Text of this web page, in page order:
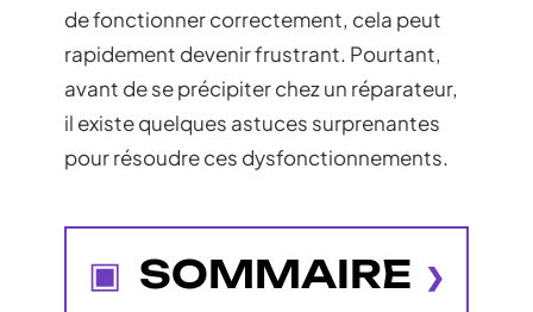
de fonctionner correctement, cela peut
rapidement devenir frustrant. Pourtant,
avant de se précipiter chez un réparateur,
il existe quelques astuces surprenantes
pour résoudre ces dysfonctionnements.
SOMMAIRE